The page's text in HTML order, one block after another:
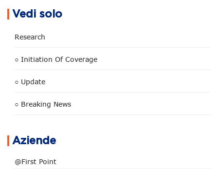
Vedi solo
Research
○ Initiation Of Coverage
○ Update
○ Breaking News
Aziende
@First Point